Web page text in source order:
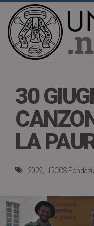
30
LA
2022 IRCCS